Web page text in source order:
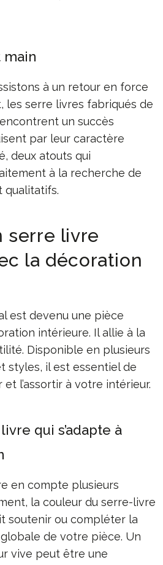
main
à un retour en force
les serre livres fabriqués de
un succès
par leur caractère
deux atouts qui
à la recherche de
qualitatifs.
serre livre
la décoration
est devenu une pièce
intérieure. Il allie à la
Disponible en plusieurs
styles, il est essentiel de
l’assortir à votre intérieur.
qui s’adapte à
en compte plusieurs
la couleur du serre-livre
soutenir ou compléter la
de votre pièce. Un
vive peut être une